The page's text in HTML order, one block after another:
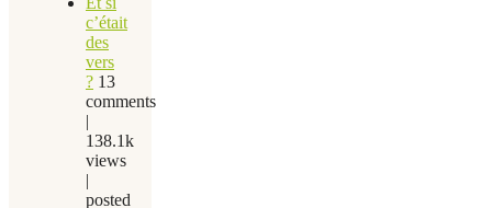
c’était
des
vers
? 13
comments
|
138.1k
views
|
posted